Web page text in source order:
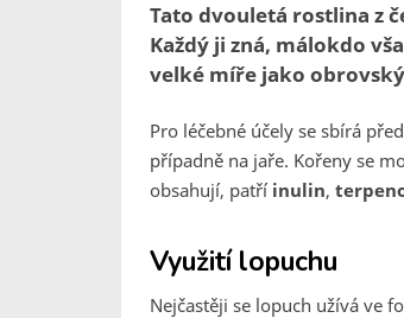
Tato dvouletá rostlina z
Každý ji zná, málokdo
velké míře jako
Pro léčebné účely se sbírá
případně na jaře. Kořeny se
obsahují, patří inulin,
Využitílopuchu
Nejčastěji se lopuch užívá ve